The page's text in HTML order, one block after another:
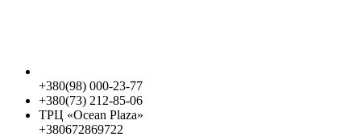
+380(98) 000-23-77
+380(73) 212-85-06
ТРЦ «Ocean Plaza»
+380672869722